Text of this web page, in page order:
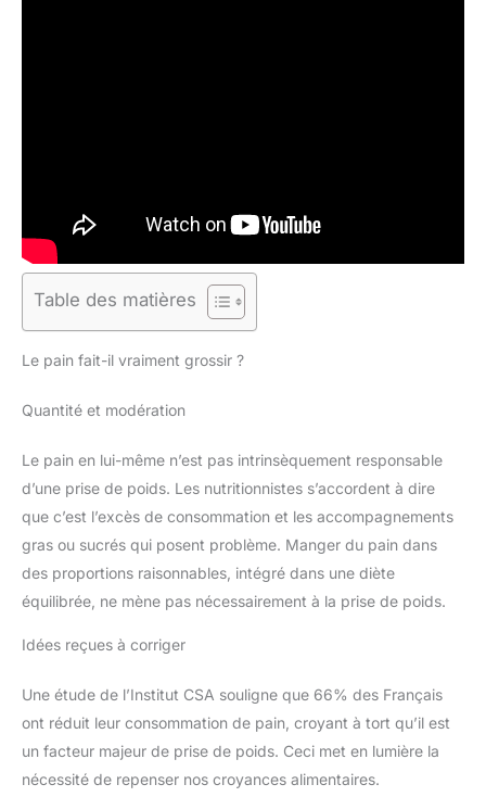
Table des matières
Le pain fait-il vraiment grossir ?
Quantité et modération
Le pain en lui-même n’est pas intrinsèquement responsable
d’une prise de poids. Les nutritionnistes s’accordent à dire
que c’est l’excès de consommation et les accompagnements
gras ou sucrés qui posent problème. Manger du pain dans
des proportions raisonnables, intégré dans une diète
équilibrée, ne mène pas nécessairement à la prise de poids.
Idées reçues à corriger
Une étude de l’Institut CSA souligne que 66% des Français
ont réduit leur consommation de pain, croyant à tort qu’il est
un facteur majeur de prise de poids. Ceci met en lumière la
nécessité de repenser nos croyances alimentaires.